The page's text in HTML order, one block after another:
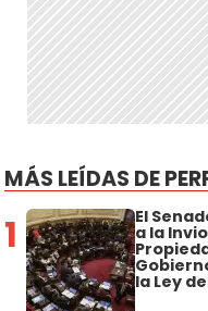
MÁS LEÍDAS DE
1 El
a la
la Ley